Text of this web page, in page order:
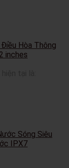
Hòa Thông
inches
Sóng Siêu
IPX7